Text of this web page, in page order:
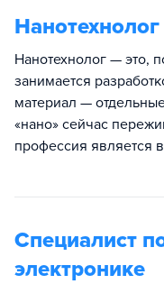
Нанотехнолог
Нанотехнолог — это,
занимается
материал —
«нано» сейчас
профессия является
Специалист
электронике